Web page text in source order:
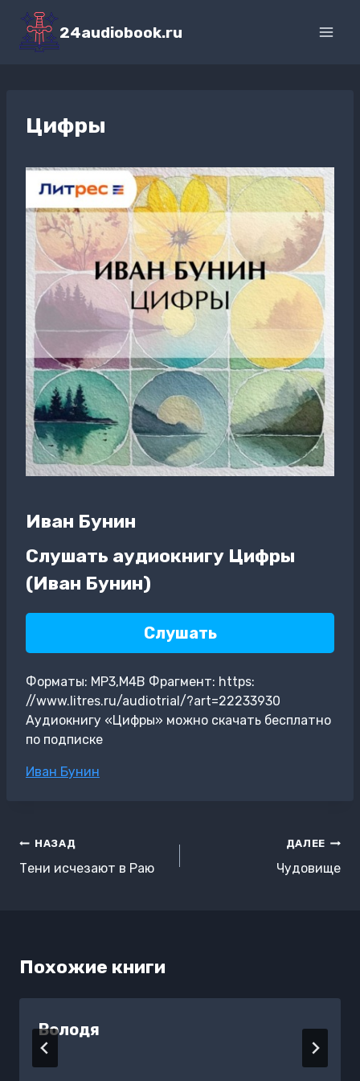
Перейти
содержимому
24audiobook.ru
Цифры
Иван Бунин
Слушать аудиокнигу Цифры
(Иван Бунин)
Слушать
Форматы: MP3,M4B Фрагмент: https:
//www.litres.ru/audiotrial/?art=22233930
Аудиокнигу «Цифры» можно скачать бесплатно
по подписке
Метки
Иван Бунин
Навигация
по
НАЗАД
Тени исчезают в Раю
ДАЛЕЕ
Чудовище
Похожие книги
Володя